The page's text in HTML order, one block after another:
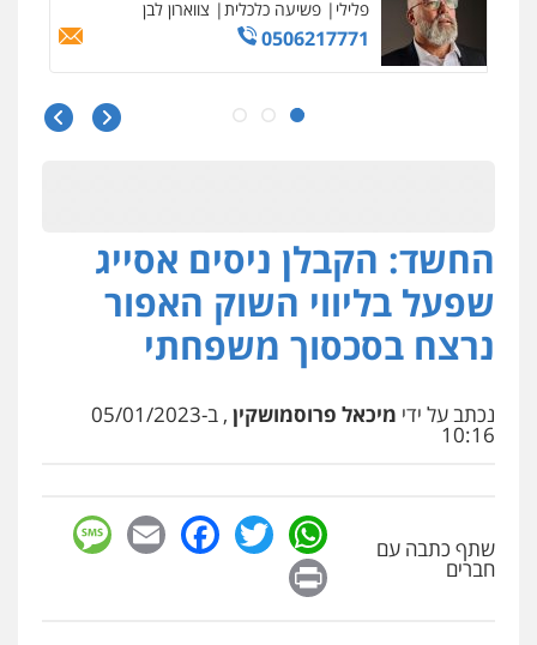
פלילי משפחה
503456449
עו"ד איהאב ג'לג'ולי
עורכי דין לענייני
אייל בן שושן, עורך דין פלילי
פלילי מעצרים וחקירות פשיעה חמורה
נוער רישום פלילי
0522763105
פלילי צבאי מעצרים וחקירות
עו"ד אלון קריטי
כלכלי אלימות סמים מעצרים
0525544654
החשד: הקבלן ניסים אסייג
שפעל בליווי השוק האפור
נרצח בסכסוך משפחתי
נכתב על ידי מיכאל פרוסמושקין , ב-05/01/2023
10:16
שתף כתבה עם
חברים
WhatsApp
Twitter
Facebook
Email